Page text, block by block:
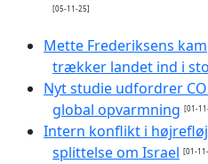
[05-11-25]
Mette Frederiksens
trækker landet ind i
Nyt studie udfordrer
global opvarmning [01-
Intern konflikt i
splittelse om Israel [01-